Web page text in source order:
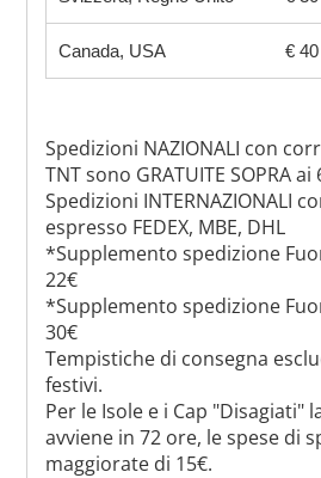
Canada, USA € 40
Spedizioni NAZIONALI con
TNT sono GRATUITE SOPRA ai
Spedizioni INTERNAZIONALI
espresso FEDEX, MBE, DHL
*Supplemento spedizione
22€
*Supplemento spedizione
30€
Tempistiche di consegna
festivi.
Per le Isole e i Cap "Disagiati"
avviene in 72 ore, le spese di
maggiorate di 15€.